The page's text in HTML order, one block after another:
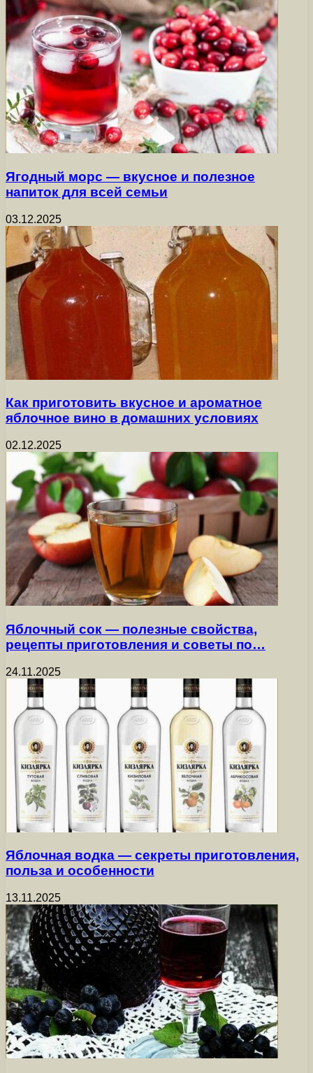
Ягодный морс — вкусное и полезное
напиток для всей семьи
03.12.2025
Как приготовить вкусное и ароматное
яблочное вино в домашних условиях
02.12.2025
Яблочный сок — полезные свойства,
рецепты приготовления и советы по…
24.11.2025
Яблочная водка — секреты приготовления,
польза и особенности
13.11.2025